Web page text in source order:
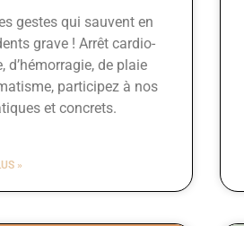
gestes qui sauvent en
grave ! Arrêt cardio-
d’hémorragie, de plaie
participez à nos
et concrets.
»